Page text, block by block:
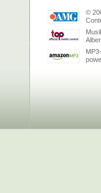
©